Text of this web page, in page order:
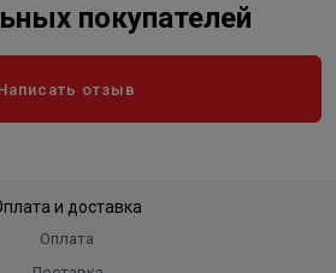
покупателей
отзыв
и доставка
Оплата